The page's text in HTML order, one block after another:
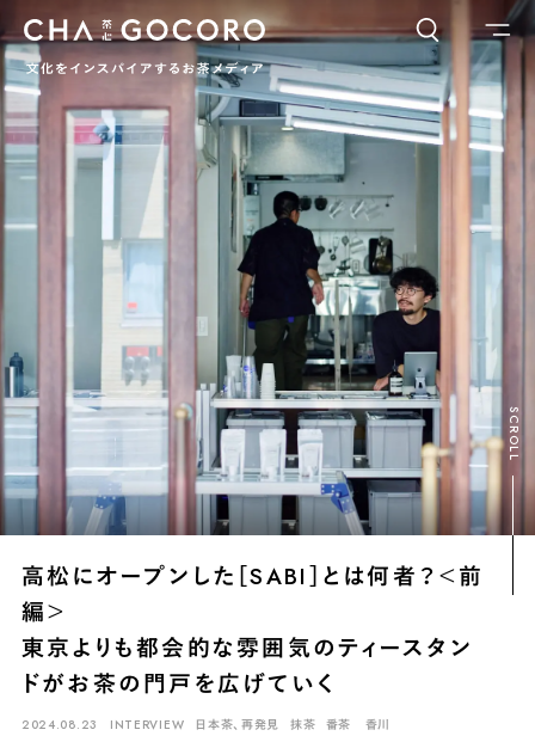
ワードでさがす
カテゴリでさがす
CHAGOCORO TALK イベント 日本茶、再発見
茶と食 茶のつくり手たち Ocha SURU? Lab.
PAUSE & INSPIRE ファーストプレイスで、お茶を COLUMN
COLOURS BY CHAGOCORO
お茶でさがす
ブレンドティー 釜炒り茶 番茶 台湾茶 抹茶
ハーブティー 白葉茶 玉露 茎茶 碾茶 中国茶
白茶 烏龍茶 ミルクティー かぶせ茶
高松にオープンした［SABI］とは何者？＜前
編＞
東京よりも都会的な雰囲気のティースタン
ドがお茶の門戸を広げていく
2024.08.23 INTERVIEW 日本茶、再発見 抹茶 番茶 香川
SCROLL